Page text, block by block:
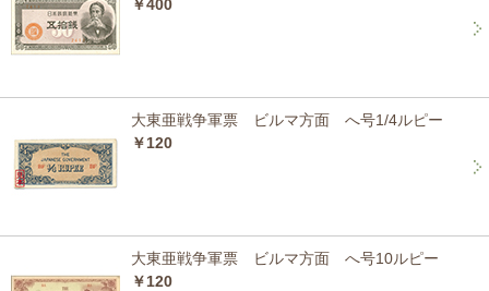
￥400
大東亜戦争軍票 ビルマ方面 へ号1/4ルピー
￥120
大東亜戦争軍票 ビルマ方面 へ号10ルピー
￥120